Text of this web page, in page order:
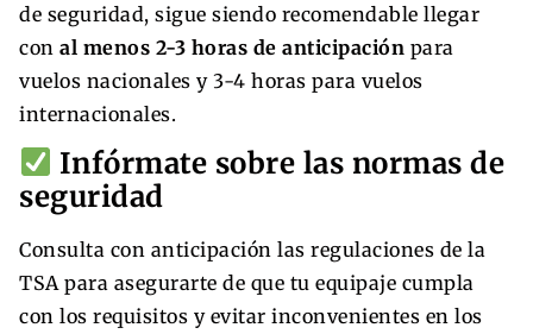
de seguridad, sigue siendo recomendable llegar
con al menos 2-3 horas de anticipación para
vuelos nacionales y 3-4 horas para vuelos
internacionales.
Infórmate sobre las normas de
seguridad
Consulta con anticipación las regulaciones de la
TSA para asegurarte de que tu equipaje cumpla
con los requisitos y evitar inconvenientes en los